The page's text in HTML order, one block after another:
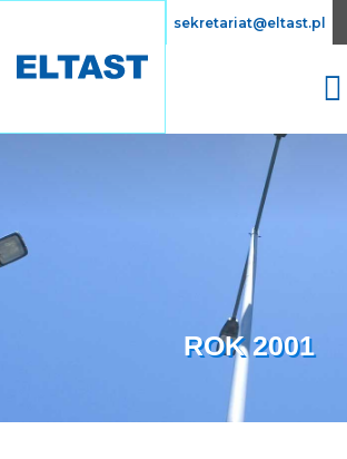
sekretariat@eltast.pl
ROK 2001